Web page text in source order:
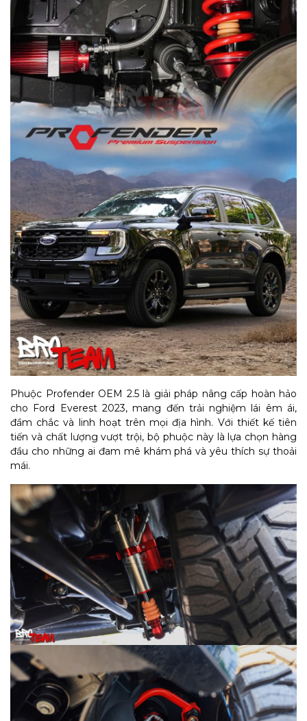
Phuộc Profender OEM 2.5 là giải pháp nâng cấp hoàn hảo
cho Ford Everest 2023, mang đến trải nghiệm lái êm ái,
đầm chắc và linh hoạt trên mọi địa hình. Với thiết kế tiên
tiến và chất lượng vượt trội, bộ phuộc này là lựa chọn hàng
đầu cho những ai đam mê khám phá và yêu thích sự thoải
mái.